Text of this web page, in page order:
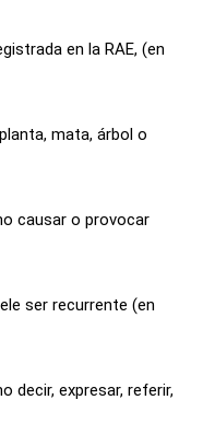
en la RAE, (en
mata, árbol o
causar o provocar
ser recurrente (en
decir, expresar, referir,